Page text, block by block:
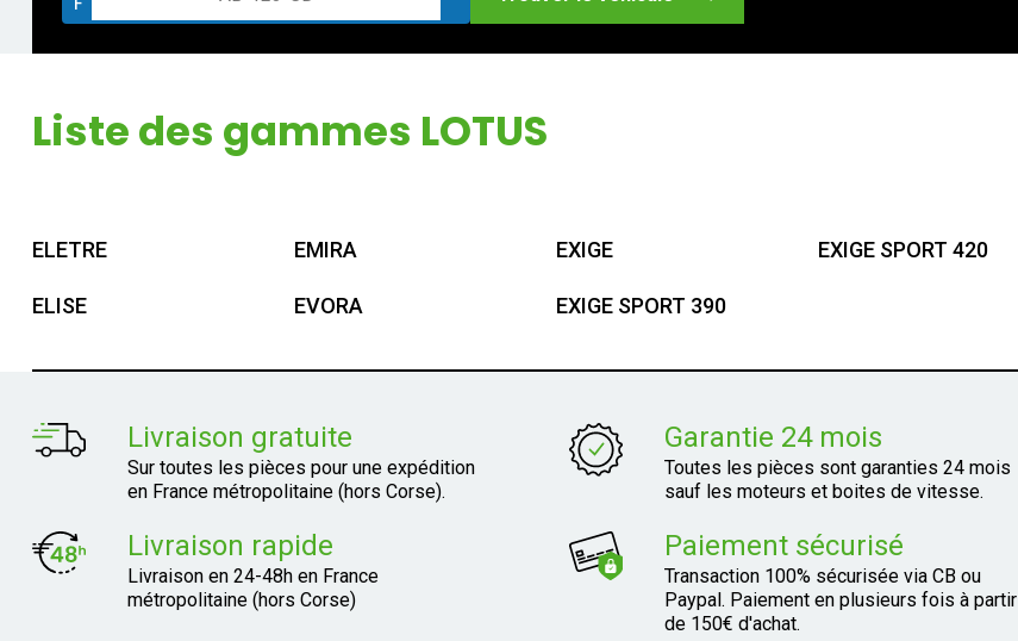
Liste des gammes LOTUS
ELETRE
ELISE
EMIRA
EVORA
EXIGE
EXIGE SPORT 390
EXIGE SPORT 420
Livraison gratuite
Sur toutes les pièces pour une expédition
en France métropolitaine (hors Corse).
Garantie 24 mois
Toutes les pièces sont garanties 24 mois
sauf les moteurs et boites de vitesse.
Livraison rapide
Livraison en 24-48h en France
métropolitaine (hors Corse)
Paiement sécurisé
Transaction 100% sécurisée via CB ou
Paypal. Paiement en plusieurs fois à partir
de 150€ d'achat.